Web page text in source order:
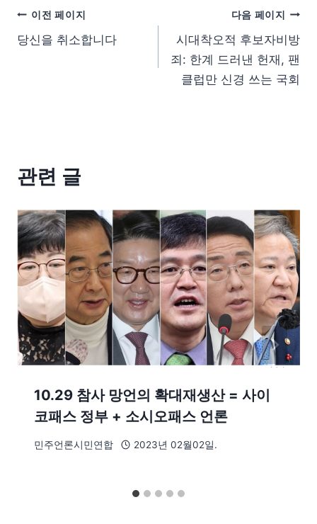
이전 페이지
당신을 취소합니다
다음 페이지
시대착오적 후보자비방
죄: 한계 드러낸 헌재, 팬
클럽만 신경 쓰는 국회
관련 글
10.29 참사 망언의 확대재생산 = 사이
코패스 정부 + 소시오패스 언론
민주언론시민연합 2023년 02월02일.